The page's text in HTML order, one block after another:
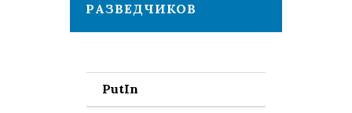
РАЗВЕДЧИКОВ
PutIn